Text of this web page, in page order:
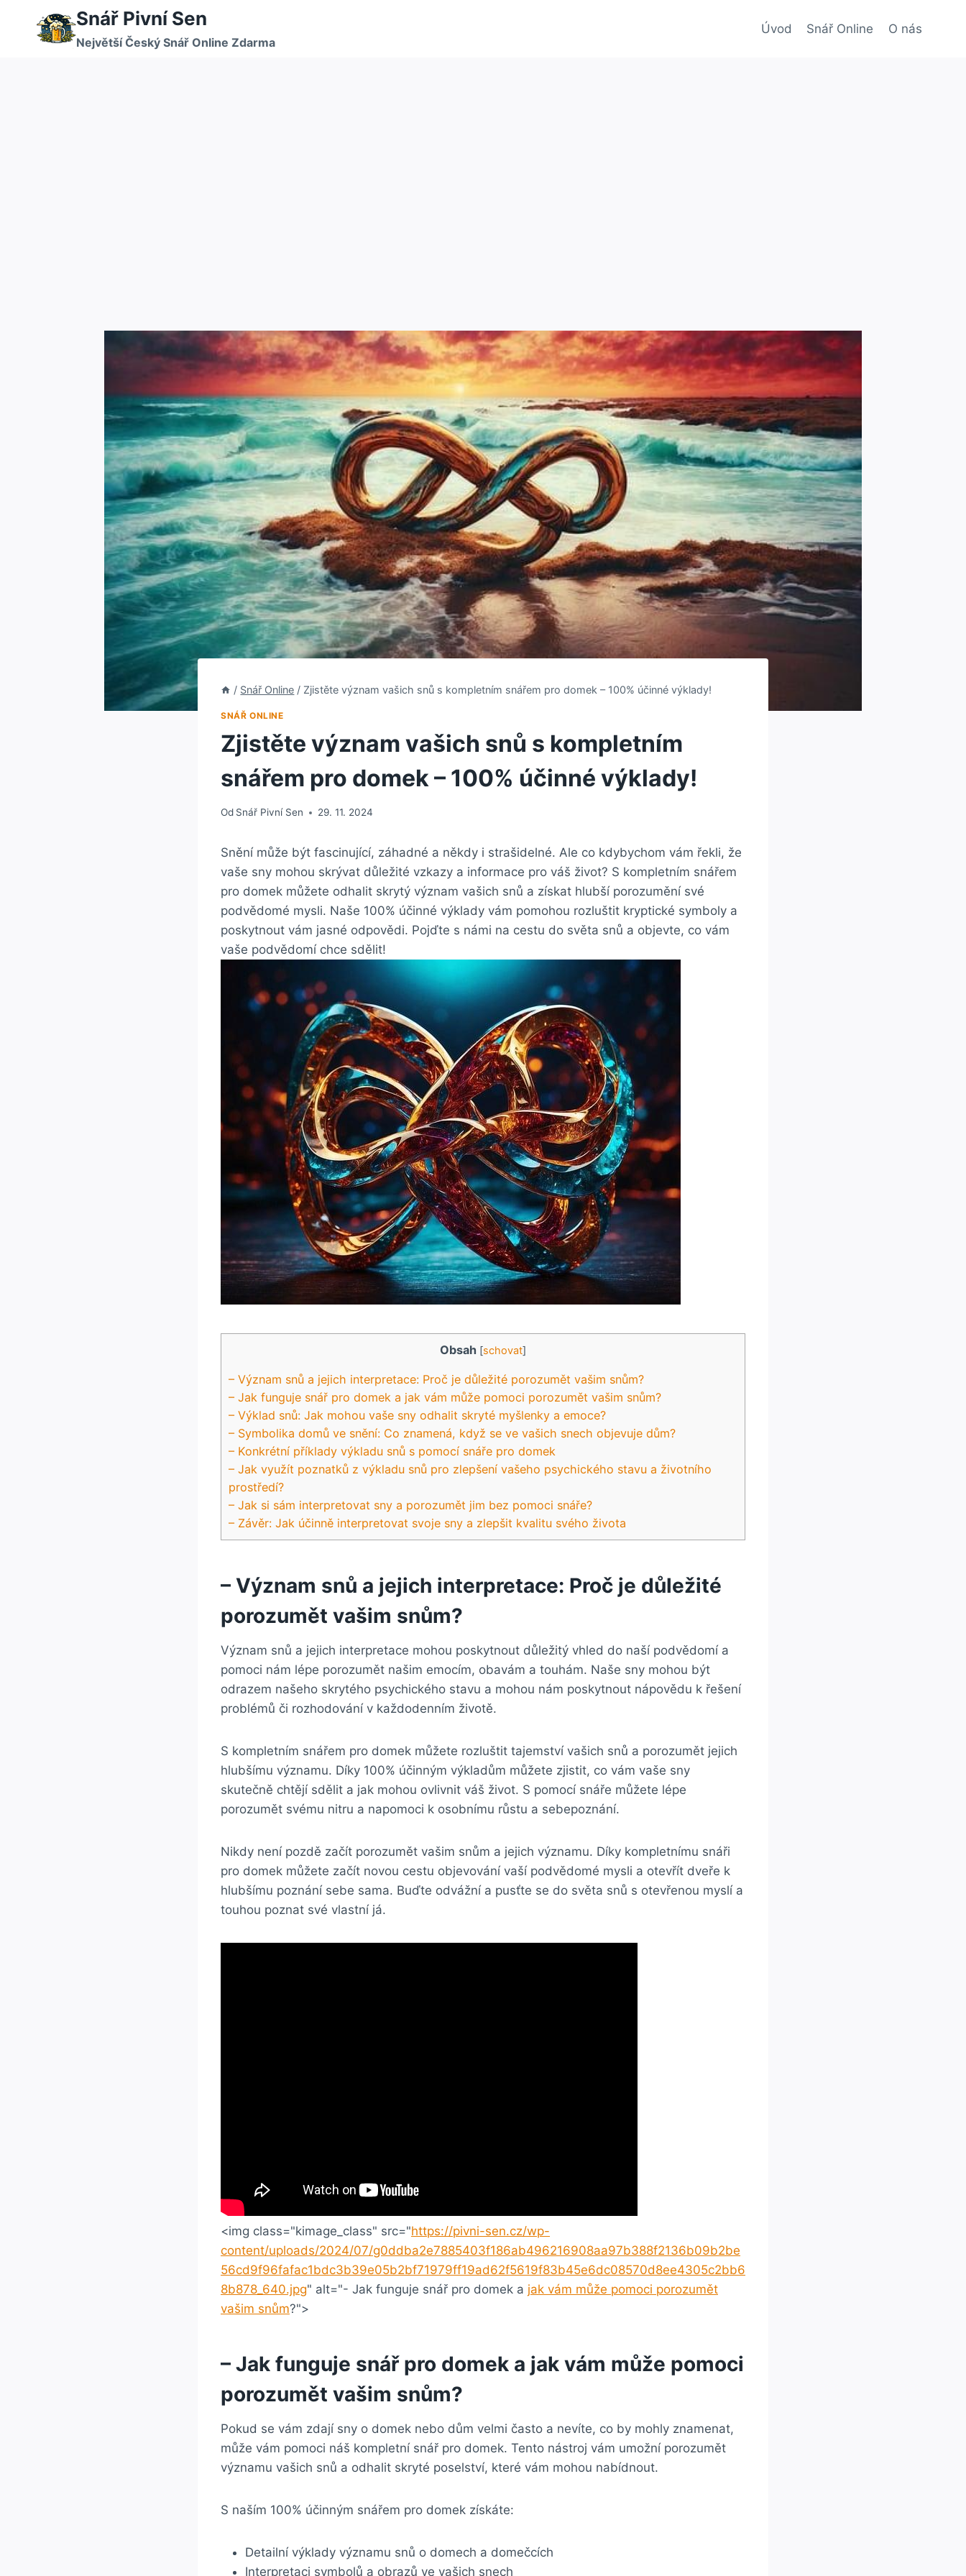
Snář Pivní Sen
Největší Český Snář Online Zdarma
Úvod Snář Online O nás
/ Snář Online / Zjistěte význam vašich snů s kompletním snářem pro domek – 100% účinné výklady!
SNÁŘ ONLINE
Zjistěte význam vašich snů s kompletním
snářem pro domek – 100% účinné výklady!
Od Snář Pivní Sen 29. 11. 2024
Snění může být fascinující, záhadné a někdy i strašidelné. Ale co kdybychom vám řekli, že
vaše sny mohou skrývat důležité vzkazy a informace pro váš život? S kompletním snářem
pro domek můžete odhalit skrytý význam vašich snů a získat hlubší porozumění své
podvědomé mysli. Naše 100% účinné výklady vám pomohou rozluštit kryptické symboly a
poskytnout vám jasné odpovědi. Pojďte s námi na cestu do světa snů a objevte, co vám
vaše podvědomí chce sdělit!
Obsah [schovat]
– Význam snů a jejich interpretace: Proč je důležité porozumět vašim snům?
– Jak funguje snář pro domek a jak vám může pomoci porozumět vašim snům?
– Výklad snů: Jak mohou vaše sny odhalit skryté myšlenky a emoce?
– Symbolika domů ve snění: Co znamená, když se ve vašich snech objevuje dům?
– Konkrétní příklady výkladu snů s pomocí snáře pro domek
– Jak využít poznatků z výkladu snů pro zlepšení vašeho psychického stavu a životního
prostředí?
– Jak si sám interpretovat sny a porozumět jim bez pomoci snáře?
– Závěr: Jak účinně interpretovat svoje sny a zlepšit kvalitu svého života
– Význam snů a jejich interpretace: Proč je důležité
porozumět vašim snům?
Význam snů a jejich interpretace mohou poskytnout důležitý vhled do naší podvědomí a
pomoci nám lépe porozumět našim emocím, obavám a touhám. Naše sny mohou být
odrazem našeho skrytého psychického stavu a mohou nám poskytnout nápovědu k řešení
problémů či rozhodování v každodenním životě.
S kompletním snářem pro domek můžete rozluštit tajemství vašich snů a porozumět jejich
hlubšímu významu. Díky 100% účinným výkladům můžete zjistit, co vám vaše sny
skutečně chtějí sdělit a jak mohou ovlivnit váš život. S pomocí snáře můžete lépe
porozumět svému nitru a napomoci k osobnímu růstu a sebepoznání.
Nikdy není pozdě začít porozumět vašim snům a jejich významu. Díky kompletnímu snáři
pro domek můžete začít novou cestu objevování vaší podvědomé mysli a otevřít dveře k
hlubšímu poznání sebe sama. Buďte odvážní a pusťte se do světa snů s otevřenou myslí a
touhou poznat své vlastní já.
<img class="kimage_class" src="https://pivni-sen.cz/wp-
content/uploads/2024/07/g0ddba2e7885403f186ab496216908aa97b388f2136b09b2be
56cd9f96fafac1bdc3b39e05b2bf71979ff19ad62f5619f83b45e6dc08570d8ee4305c2bb6
8b878_640.jpg" alt="- Jak funguje snář pro domek a jak vám může pomoci porozumět
vašim snům?">
– Jak funguje snář pro domek a jak vám může pomoci
porozumět vašim snům?
Pokud se vám zdají sny o domek nebo dům velmi často a nevíte, co by mohly znamenat,
může vám pomoci náš kompletní snář pro domek. Tento nástroj vám umožní porozumět
významu vašich snů a odhalit skryté poselství, které vám mohou nabídnout.
S naším 100% účinným snářem pro domek získáte:
Detailní výklady významu snů o domech a domečcích
Interpretaci symbolů a obrazů ve vašich snech